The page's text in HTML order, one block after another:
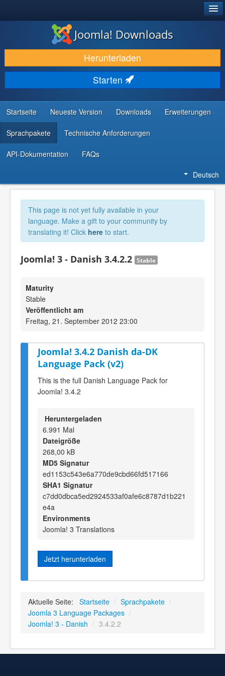
DOWNLOAD & ERWEITERN
ENTDECKEN & LERNEN
COMMUNITY & SUPPORT
RESSOURCEN FÜR ENTWICKLER
Joomla! Downloads
Herunterladen
Starten
Startseite Neueste Version Downloads Erweiterungen
Sprachpakete Technische Anforderungen
API-Dokumentation FAQs
Deutsch
This page is not yet fully available in your
language. Make a gift to your community by
translating it! Click here to start.
Joomla! 3 - Danish 3.4.2.2 Stable
Maturity
Stable
Veröffentlicht am
Freitag, 21. September 2012 23:00
Joomla! 3.4.2 Danish da-DK
Language Pack (v2)
This is the full Danish Language Pack for
Joomla! 3.4.2
Heruntergeladen
6.991 Mal
Dateigröße
268,00 kB
MD5 Signatur
ed1153c543e6a770de9cbd66fd517166
SHA1 Signatur
c7dd0dbca5ed2924533af0afe6c8787d1b221
e4a
Environments
Joomla! 3 Translations
Jetzt herunterladen
Aktuelle Seite: Startseite / Sprachpakete /
Joomla 3 Language Packages /
Joomla! 3 - Danish / 3.4.2.2